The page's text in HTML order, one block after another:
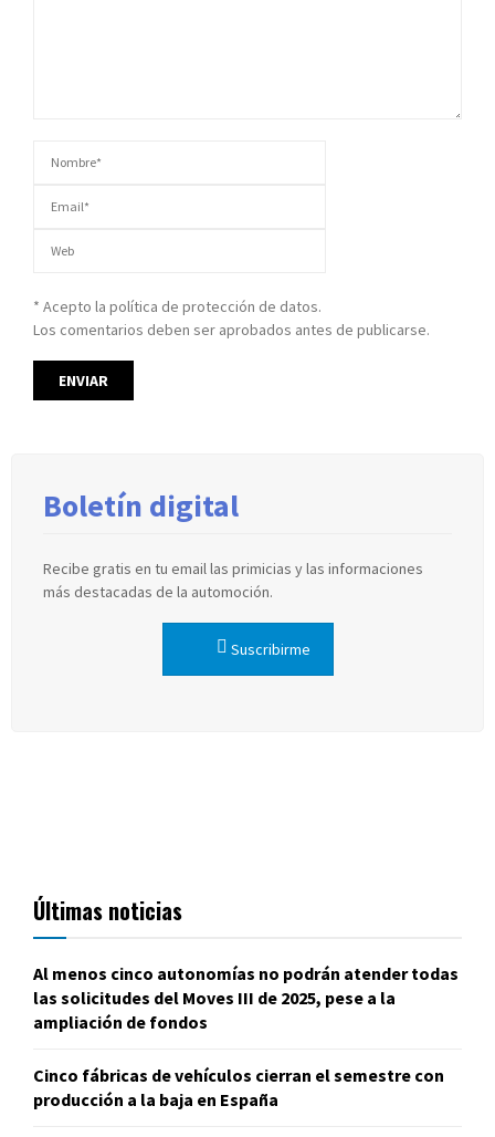
* Acepto la política de protección de datos.
Los comentarios deben ser aprobados antes de publicarse.
Boletín digital
Recibe gratis en tu email las primicias y las informaciones
más destacadas de la automoción.
Suscribirme
Últimas noticias
Al menos cinco autonomías no podrán atender todas
las solicitudes del Moves III de 2025, pese a la
ampliación de fondos
Cinco fábricas de vehículos cierran el semestre con
producción a la baja en España